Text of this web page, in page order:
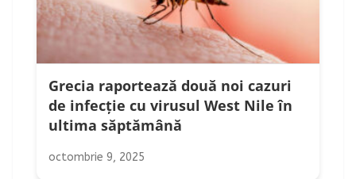
Grecia raportează două noi cazuri
de infecție cu virusul West Nile în
ultima săptămână
octombrie 9, 2025